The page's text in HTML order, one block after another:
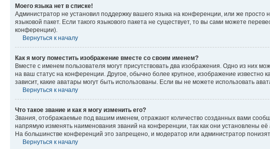
Моего языка нет в списке!
Администратор не установил поддержку вашего языка на конференции, или же
языковой пакет. Если такого языкового пакета не существует, то вы сами можете
конференции).
Вернуться к началу
Как я могу поместить изображение вместе со своим именем?
Вместе с именем пользователя могут присутствовать два изображения. Одно из них
на ваш статус на конференции. Другое, обычно более крупное, изображение известно
зависит, какие аватары могут быть использованы. Если вы не можете использовать
Вернуться к началу
Что такое звание и как я могу изменить его?
Звания, отображаемые под вашим именем, отражают количество созданных вами
напрямую изменять наименования званий на конференции, так как они установлены
На большинстве конференций это запрещено, и модератор или администратор
Вернуться к началу